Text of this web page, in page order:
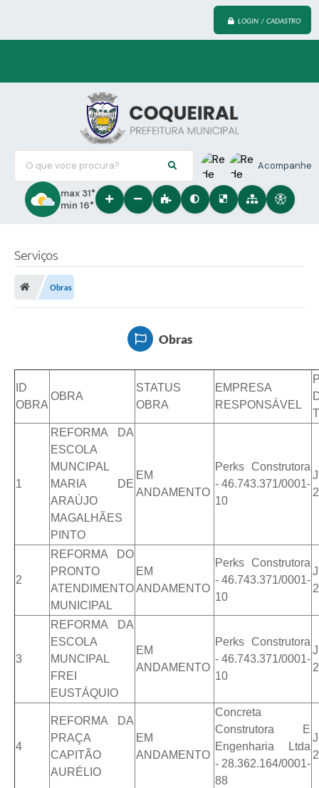
LOGIN / CADASTRO
O que voce procura? Acompanhe
max 31°
min 16°
Serviços
Obras
Obras
ID
OBRA
OBRA
STATUS
OBRA
EMPRESA
RESPONSÁVEL
1
REFORMA DA
ESCOLA
MUNCIPAL
MARIA DE
ARAÚJO
MAGALHÃES
PINTO
EM
ANDAMENTO
Perks Construtora
- 46.743.371/0001-
10
2
REFORMA DO
PRONTO
ATENDIMENTO
MUNICIPAL
EM
ANDAMENTO
Perks Construtora
- 46.743.371/0001-
10
3
REFORMA DA
ESCOLA
MUNCIPAL
FREI
EUSTÁQUIO
EM
ANDAMENTO
Perks Construtora
- 46.743.371/0001-
10
4
REFORMA DA
PRAÇA
CAPITÃO
AURÉLIO
EM
ANDAMENTO
Concreta
Construtora E
Engenharia Ltda
- 28.362.164/0001-
88